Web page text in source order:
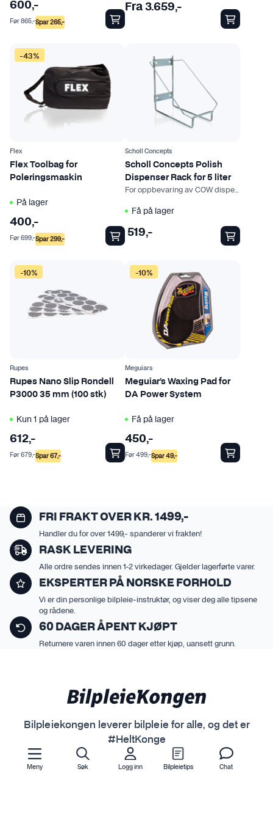
Meny Søk Logg inn Bilpleietips Chat
t
e
n
a
t
i
n
e
s
p
p
r
o
t
d
e
n
600,-
Spar265,-
Før865,-
Fra 3.659,-
t
h
a
r
i
n
t
e
n
a
t
v
e
n
n
v
e
l
g
e
s
å
p
d
u
t
s
i
d
-43%
Flex
Flex Toolbag for
Poleringsmaskin
På lager
400,-
Spar299,-
Før699,-
Scholl Concepts
Scholl Concepts Polish
Dispenser Rack for 5 liter
For oppbevaring av COW dispenser
Få på lager
519,-
-10%
Rupes
Rupes Nano Slip Rondell
P3000 35 mm (100 stk)
Kun 1 på lager
612,-
Spar67,-
Før679,-
-10%
Meguiars
Meguiar’s Waxing Pad for
DA Power System
Få på lager
450,-
Spar49,-
Før499,-
FRI FRAKT OVER KR. 1499,-
Handler du for over 1499,- spanderer vi frakten!
RASK LEVERING
Alle ordre sendes innen 1-2 virkedager. Gjelder lagerførte varer.
EKSPERTER PÅ NORSKE FORHOLD
Vi er din personlige bilpleie-instruktør, og viser deg alle tipsene
og rådene.
60 DAGER ÅPENT KJØPT
Returnere varen innen 60 dager etter kjøp, uansett grunn.
Bilpleiekongen leverer bilpleie for alle, og det er
#HeltKonge